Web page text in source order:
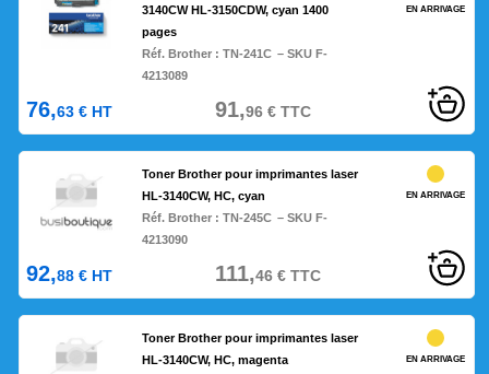
3140CW HL-3150CDW, cyan 1400
pages
Réf. Brother :TN-241C – SKU F-
4213089
EN ARRIVAGE
76,63 € HT 91,96€TTC
Toner Brother pour imprimantes laser
HL-3140CW, HC, cyan
Réf. Brother :TN-245C – SKU F-
4213090
EN ARRIVAGE
92,88 € HT 111,46€TTC
Toner Brother pour imprimantes laser
HL-3140CW, HC, magenta
EN ARRIVAGE